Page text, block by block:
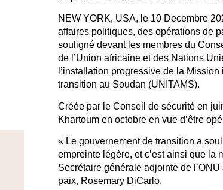
NEW YORK, USA, le 10 Decembre
affaires politiques, des opérations de
souligné devant les membres du
de l’Union africaine et des Nations
l’installation progressive de la
transition au Soudan (UNITAMS).
Créée par le Conseil de sécurité en
Khartoum en octobre en vue d’être
« Le gouvernement de transition a
empreinte légère, et c’est ainsi que la
Secrétaire générale adjointe de
paix, Rosemary DiCarlo.